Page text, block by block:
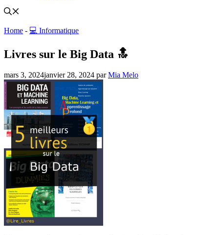
Home - 💻 Informatique
Livres sur le Big Data 🔝
mars 3, 2024janvier 28, 2024 parMia Melo